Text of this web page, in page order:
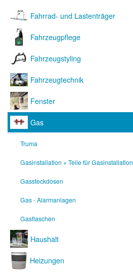
Fahrrad- und Lastenträger
Fahrzeugpflege
Fahrzeugstyling
Fahrzeugtechnik
Fenster
Gas
Truma
Gasinstallation + Teile für Gasinstallation
Gassteckdosen
Gas - Alarmanlagen
Gasflaschen
Haushalt
Heizungen